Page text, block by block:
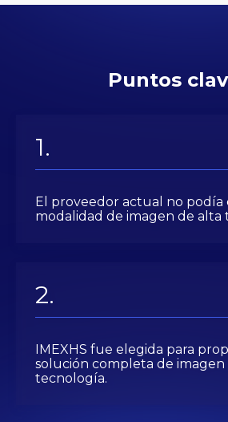
Puntos
El proveedor actual no podía
modalidad de imagen de alta
IMEXHS fue elegida para
solución completa de imagen
tecnología.